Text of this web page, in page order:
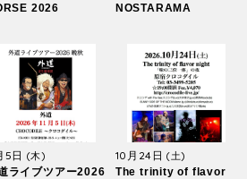
2026
NOSTARAMA
5日 (木)
ライブツアー2026
10月24日 (土)
The trinity of flavor